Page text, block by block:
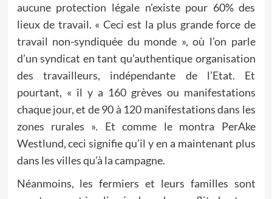
aucune protection légale n’existe pour 60% des
lieux de travail. « Ceci est la plus grande force de
travail non-syndiquée du monde », où l’on parle
d’un syndicat en tant qu’authentique organisation
des travailleurs, indépendante de l’Etat. Et
pourtant, « il y a 160 grèves ou manifestations
chaque jour, et de 90 à 120 manifestations dans les
zones rurales ». Et comme le montra PerAke
Westlund, ceci signifie qu’il y en a maintenant plus
dans les villes qu’à la campagne.
Néanmoins, les fermiers et leurs familles sont